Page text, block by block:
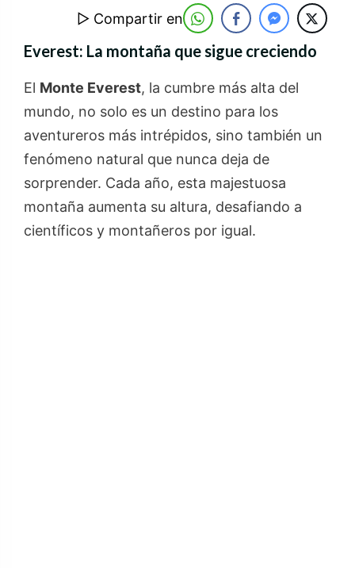
▷ Compartir en
Everest: La montaña que sigue creciendo
El Monte Everest, la cumbre más alta del
mundo, no solo es un destino para los
aventureros más intrépidos, sino también un
fenómeno natural que nunca deja de
sorprender. Cada año, esta majestuosa
montaña aumenta su altura, desafiando a
científicos y montañeros por igual.